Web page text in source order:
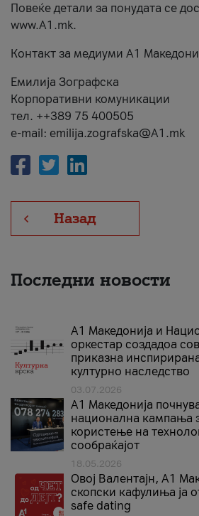
Повеќе детали за понудата се
www.А1.mk.
Контакт за медиуми А1
Емилија Зографска
Корпоративни комуникации
тел. ++389 75 400505
e-mail: emilija.zografska@A1.mk
Назад
Последни новости
А1 Македонија и
оркестар создадоа
приказна
културно наследство
03.07.2026
A1 Македонија
национална кампања
користење на
сообраќајот
18.05.2026
Овој Валентајн, A1
скопски кафулиња ја
safe dating